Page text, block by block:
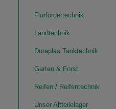
Flurfördertechnik
Landtechnik
Duraplas Tanktechnik
Garten & Forst
Reifen / Reifentechnik
Unser Altteilelager